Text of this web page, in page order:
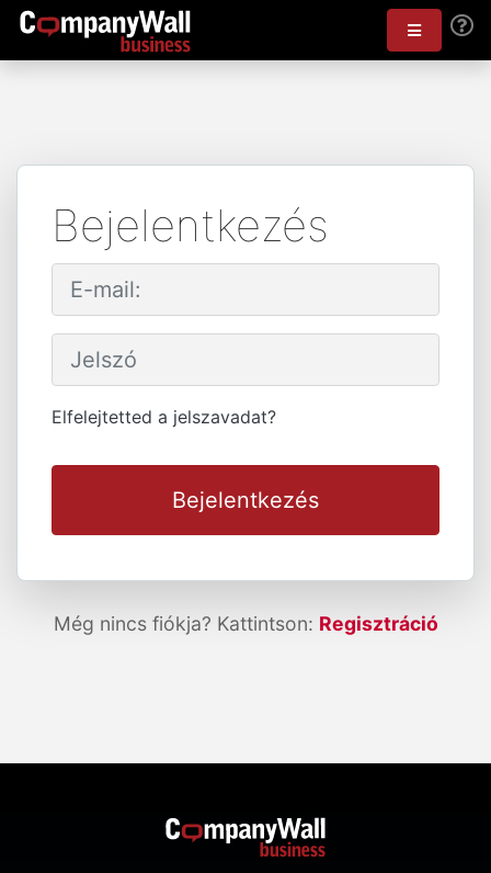
Bejelentkezés
Elfelejtetted a jelszavadat?
Bejelentkezés
Még nincs fiókja? Kattintson: Regisztráció